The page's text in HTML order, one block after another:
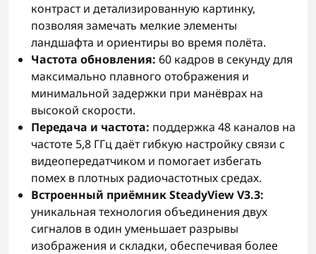
контраст и детализированную картинку,
позволяя замечать мелкие элементы
ландшафта и ориентиры во время полёта.
Частота обновления: 60 кадров в секунду для
максимально плавного отображения и
минимальной задержки при манёврах на
высокой скорости.
Передача и частота: поддержка 48 каналов на
частоте 5,8 ГГц даёт гибкую настройку связи с
видеопередатчиком и помогает избегать
помех в плотных радиочастотных средах.
Встроенный приёмник SteadyView V3.3:
уникальная технология объединения двух
сигналов в один уменьшает разрывы
изображения и складки, обеспечивая более